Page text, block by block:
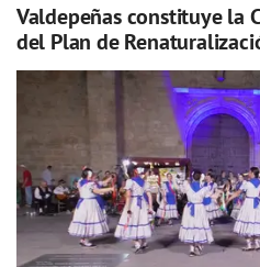
Valdepeñas constituye la
del Plan de